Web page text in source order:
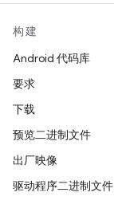
构建
Android 代码库
要求
下载
预览二进制文件
出厂映像
驱动程序二进制文件